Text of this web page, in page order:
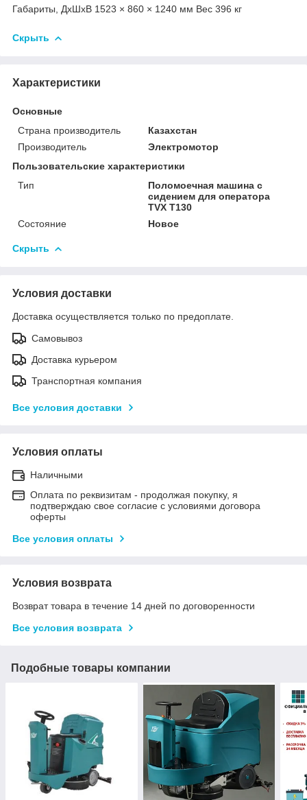
Габариты, ДхШхВ 1523 × 860 × 1240 мм Вес 396 кг
Скрыть
Характеристики
Основные
Страна производитель
Казахстан
Производитель
Электромотор
Пользовательские характеристики
Тип
Поломоечная машина с
сидением для оператора
TVX T130
Состояние
Новое
Скрыть
Условия доставки
Доставка осуществляется только по предоплате.
Самовывоз
Доставка курьером
Транспортная компания
Все условия доставки
Условия оплаты
Наличными
Оплата по реквизитам - продолжая покупку, я
подтверждаю свое согласие с условиями договора
оферты
Все условия оплаты
Условия возврата
Возврат товара в течение 14 дней по договоренности
Все условия возврата
Подобные товары компании